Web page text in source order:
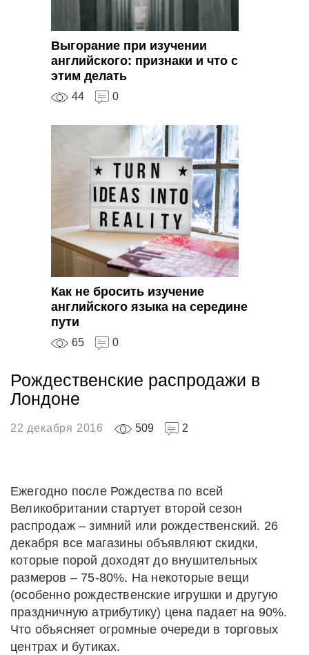
Выгорание при изучении
английского: признаки и что с
этим делать
44 0
Как не бросить изучение
английского языка на середине
пути
65 0
Рождественские распродажи в
Лондоне
22 декабря 2016 509 2
Ежегодно после Рождества по всей
Великобритании стартует второй сезон
распродаж – зимний или рождественский. 26
декабря все магазины объявляют скидки,
которые порой доходят до внушительных
размеров – 75-80%. На некоторые вещи
(особенно рождественские игрушки и другую
праздничную атрибутику) цена падает на 90%.
Что объясняет огромные очереди в торговых
центрах и бутиках.